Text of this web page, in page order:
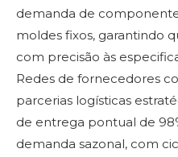
demanda de
moldes fixos, garantindo
com precisão às
Redes de fornecedores
parcerias logísticas
de entrega pontual de
demanda sazonal, com